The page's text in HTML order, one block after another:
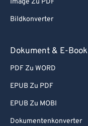
Image Zu PDF
Bildkonverter
Dokument & E-Book
PDF Zu WORD
EPUB Zu PDF
EPUB Zu MOBI
Dokumentenkonverter